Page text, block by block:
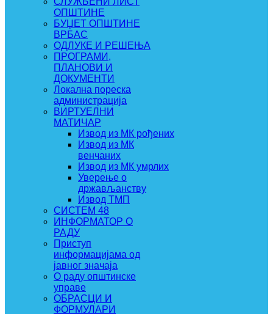
ОПШТИНЕ
БУЏЕТ ОПШТИНЕ
ВРБАС
ОДЛУКЕ И РЕШЕЊА
ПРОГРАМИ,
ПЛАНОВИ И
ДОКУМЕНТИ
Локална пореска
администрација
ВИРТУЕЛНИ
МАТИЧАР
Извод из МК рођених
Извод из МК
венчаних
Извод из МК умрлих
Уверење о
држављанству
Извод ТМП
СИСТЕМ 48
ИНФОРМАТОР О
РАДУ
Приступ
информацијама од
јавног значаја
О раду општинске
управе
ОБРАСЦИ И
ФОРМУЛАРИ